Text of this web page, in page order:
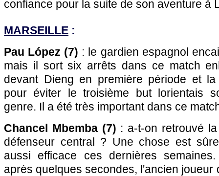
confiance pour la suite de son aventure à
MARSEILLE :
Pau López (7) : le gardien espagnol
mais il sort six arrêts dans ce match
devant Dieng en première période et
pour éviter le troisième but lorientais
genre. Il a été très important dans ce
Chancel Mbemba (7) : a-t-on retrouvé
défenseur central ? Une chose est
aussi efficace ces dernières
après quelques secondes, l'ancien joueur